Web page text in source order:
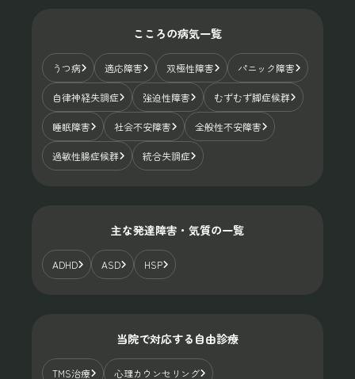
こころの病気一覧
うつ病 適応障害 双極性障害 パニック障害
自律神経失調症 強迫性障害 むずむず脚症候群
睡眠障害 社会不安障害 全般性不安障害
過敏性腸症候群 統合失調症
主な発達障害・気質の一覧
ADHD ASD HSP
当院で対応する自由診療
TMS治療 心理カウンセリング